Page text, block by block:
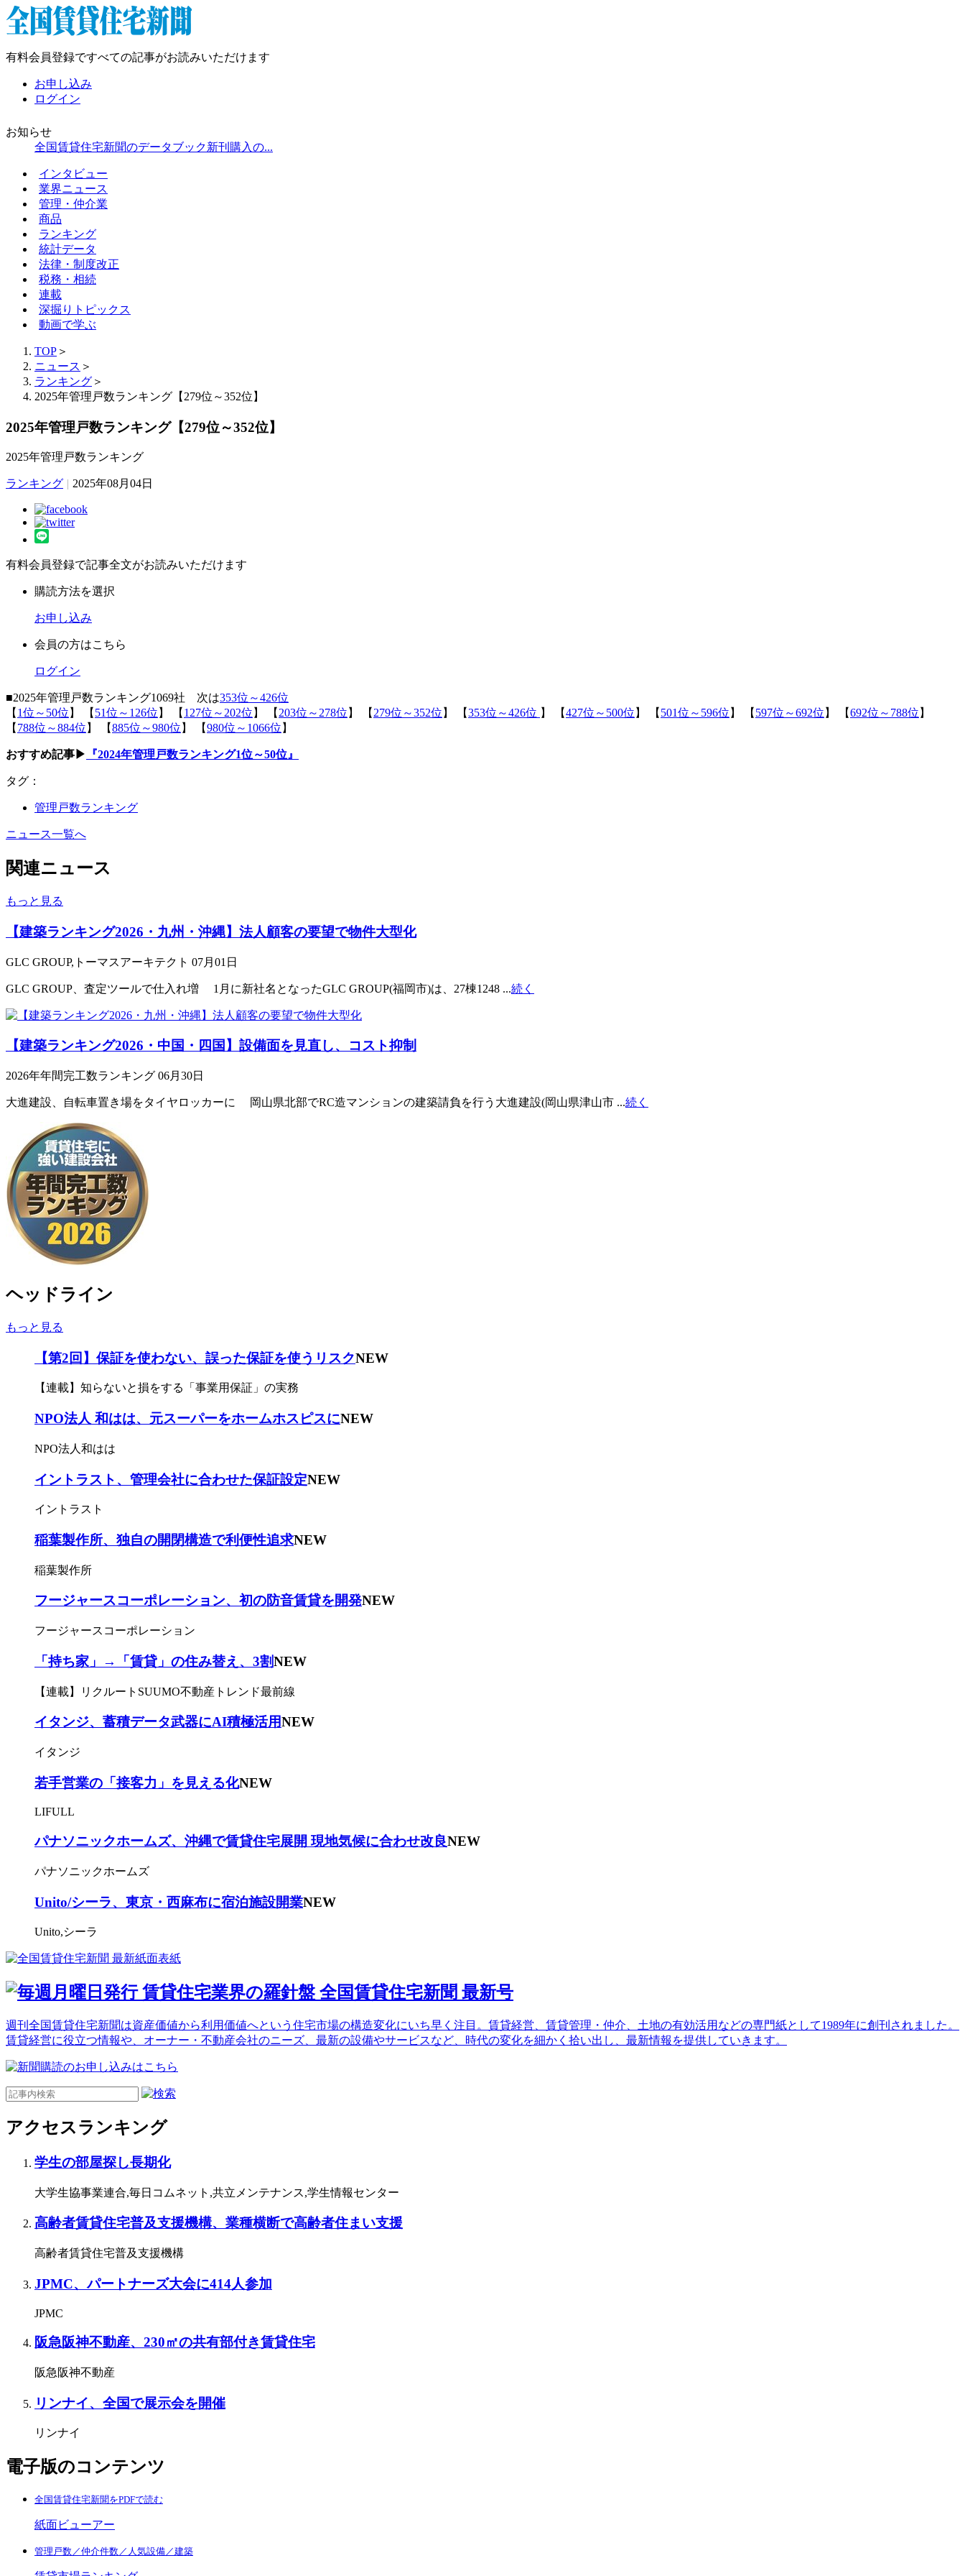
有料会員登録ですべての記事がお読みいただけます
お申し込み
ログイン
お知らせ
全国賃貸住宅新聞のデータブック新刊購入の...
インタビュー
業界ニュース
管理・仲介業
商品
ランキング
統計データ
法律・制度改正
税務・相続
連載
深掘りトピックス
動画で学ぶ
TOP ＞
ニュース ＞
ランキング ＞
2025年管理戸数ランキング【279位～352位】
2025年管理戸数ランキング【279位～352位】
2025年管理戸数ランキング
ランキング | 2025年08月04日
有料会員登録で記事全文がお読みいただけます
購読方法を選択
お申し込み
会員の方はこちら
ログイン
■2025年管理戸数ランキング1069社 次は353位～426位
【 1位～50位 】 【 51位～126位 】 【 127位～202位 】 【203位～278位 】 【279位～352位 】 【353位～426位 】 【427位～500位 】 【 501位～596位 】 【 597位～692位 】 【692位～788位 】
【 788位～884位 】 【885位～980位 】 【980位～1066位 】
おすすめ記事▶ 『2024年管理戸数ランキング1位～50位』
タグ：
管理戸数ランキング
ニュース一覧へ
関連ニュース
もっと見る
【建築ランキング2026・九州・沖縄】法人顧客の要望で物件大型化
GLC GROUP,トーマスアーキテクト 07月01日
GLC GROUP、査定ツールで仕入れ増 1月に新社名となったGLC GROUP(福岡市)は、27棟1248 ...続く
【建築ランキング2026・中国・四国】設備面を見直し、コスト抑制
2026年年間完工数ランキング 06月30日
大進建設、自転車置き場をタイヤロッカーに 岡山県北部でRC造マンションの建築請負を行う大進建設(岡山県津山市 ...続く
ヘッドライン
もっと見る
【第2回】保証を使わない、誤った保証を使うリスクNEW
【連載】知らないと損をする「事業用保証」の実務
NPO法人 和はは、元スーパーをホームホスピスにNEW
NPO法人和はは
イントラスト、管理会社に合わせた保証設定NEW
イントラスト
稲葉製作所、独自の開閉構造で利便性追求NEW
稲葉製作所
フージャースコーポレーション、初の防音賃貸を開発NEW
フージャースコーポレーション
「持ち家」→「賃貸」の住み替え、3割NEW
【連載】リクルートSUUMO不動産トレンド最前線
イタンジ、蓄積データ武器にAI積極活用NEW
イタンジ
若手営業の「接客力」を見える化NEW
LIFULL
パナソニックホームズ、沖縄で賃貸住宅展開 現地気候に合わせ改良NEW
パナソニックホームズ
Unito/シーラ、東京・西麻布に宿泊施設開業NEW
Unito,シーラ
週刊全国賃貸住宅新聞は資産価値から利用価値へという住宅市場の構造変化にいち早く注目。賃貸経営、賃貸管理・仲介、土地の有効活用などの専門紙として1989年に創刊されました。
賃貸経営に役立つ情報や、オーナー・不動産会社のニーズ、最新の設備やサービスなど、時代の変化を細かく拾い出し、最新情報を提供していきます。
アクセスランキング
学生の部屋探し長期化
大学生協事業連合,毎日コムネット,共立メンテナンス,学生情報センター
高齢者賃貸住宅普及支援機構、業種横断で高齢者住まい支援
高齢者賃貸住宅普及支援機構
JPMC、パートナーズ大会に414人参加
JPMC
阪急阪神不動産、230㎡の共有部付き賃貸住宅
阪急阪神不動産
リンナイ、全国で展示会を開催
リンナイ
電子版のコンテンツ
全国賃貸住宅新聞をPDFで読む
紙面ビューアー
管理戸数／仲介件数／人気設備／建築